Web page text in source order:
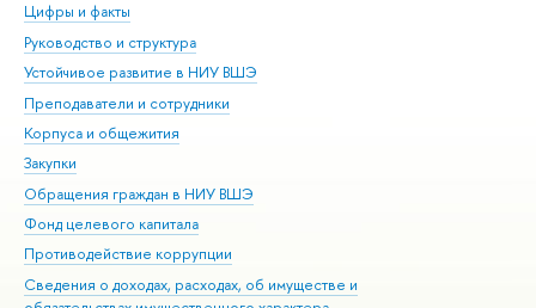
Цифры и факты
Руководство и структура
Устойчивое развитие в НИУ ВШЭ
Преподаватели и сотрудники
Корпуса и общежития
Закупки
Обращения граждан в НИУ ВШЭ
Фонд целевого капитала
Противодействие коррупции
Сведения о доходах, расходах, об имуществе и